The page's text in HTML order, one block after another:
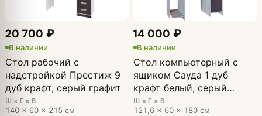
20 700 ₽
В наличии
Стол рабочий с
надстройкой Престиж 9
дуб крафт, серый графит
Ш × Г × В
140 × 60 × 215 см
14 000 ₽
В наличии
Стол компьютерный с
ящиком Сауда 1 дуб
крафт белый, серый
графит
Ш × Г × В
121,6 × 60 × 180 см